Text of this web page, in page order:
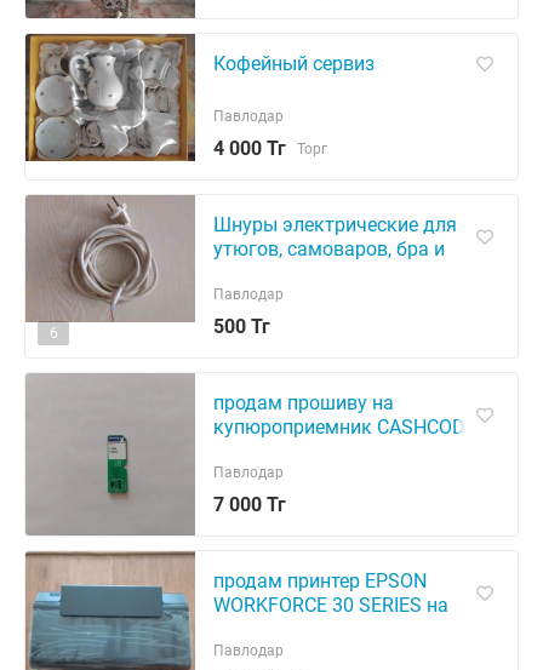
Кофейный сервиз
4 000 Тг Торг
Павлодар
6
Шнуры электрические для
утюгов, самоваров, бра и
500 Тг
Павлодар
продам прошиву на
купюроприемник CASHCODE
7 000 Тг
Павлодар
продам принтер EPSON
WORKFORCE 30 SERIES на
Павлодар